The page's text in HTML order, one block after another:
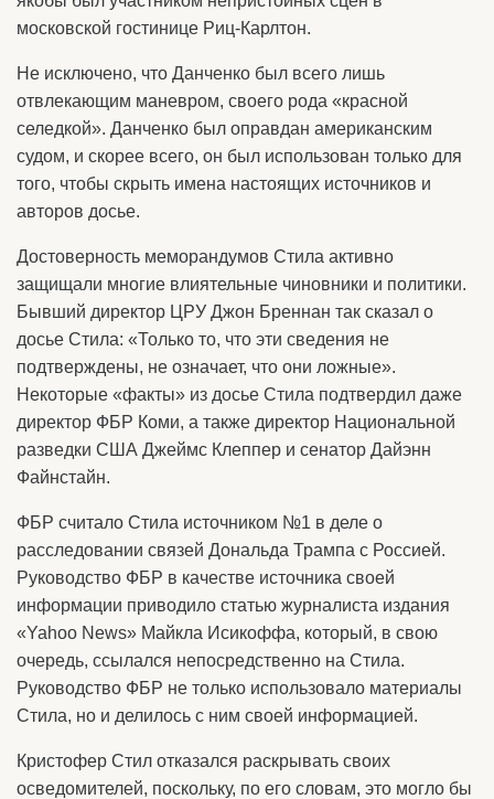
московской гостинице Риц-Карлтон.
Не исключено, что Данченко был всего лишь
отвлекающим маневром, своего рода «красной
селедкой». Данченко был оправдан американским
судом, и скорее всего, он был использован только для
того, чтобы скрыть имена настоящих источников и
авторов досье.
Достоверность меморандумов Стила активно
защищали многие влиятельные чиновники и политики.
Бывший директор ЦРУ Джон Бреннан так сказал о
досье Стила: «Только то, что эти сведения не
подтверждены, не означает, что они ложные».
Некоторые «факты» из досье Стила подтвердил даже
директор ФБР Коми, а также директор Национальной
разведки США Джеймс Клеппер и сенатор Дайэнн
Файнстайн.
ФБР считало Стила источником №1 в деле о
расследовании связей Дональда Трампа с Россией.
Руководство ФБР в качестве источника своей
информации приводило статью журналиста издания
«Yahoo News» Майкла Исикоффа, который, в свою
очередь, ссылался непосредственно на Стила.
Руководство ФБР не только использовало материалы
Стила, но и делилось с ним своей информацией.
Кристофер Стил отказался раскрывать своих
осведомителей, поскольку, по его словам, это могло бы